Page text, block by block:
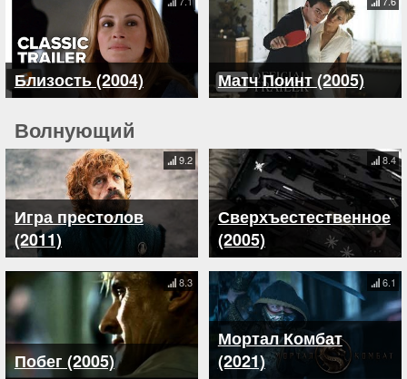
Близость (2004) Матч Поинт (2005)
Волнующий
Игра престолов
(2011)
9.2
Сверхъестественное
(2005)
8.4
Побег (2005)
8.3
Мортал Комбат
(2021)
6.1